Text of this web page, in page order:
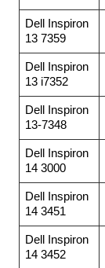
Dell Inspiron
13 7359
Dell Inspiron
13 i7352
Dell Inspiron
13-7348
Dell Inspiron
14 3000
Dell Inspiron
14 3451
Dell Inspiron
14 3452